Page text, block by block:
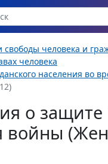
свободы человека и
человека
населения во
о защите